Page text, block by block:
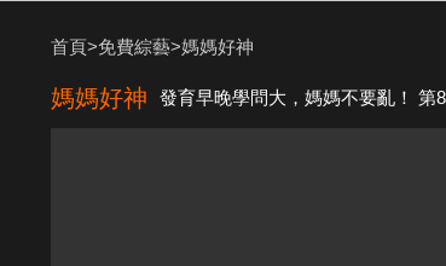
首頁>免費綜藝>媽媽好神
媽媽好神 發育早晚學問大，媽媽不要亂！ 第